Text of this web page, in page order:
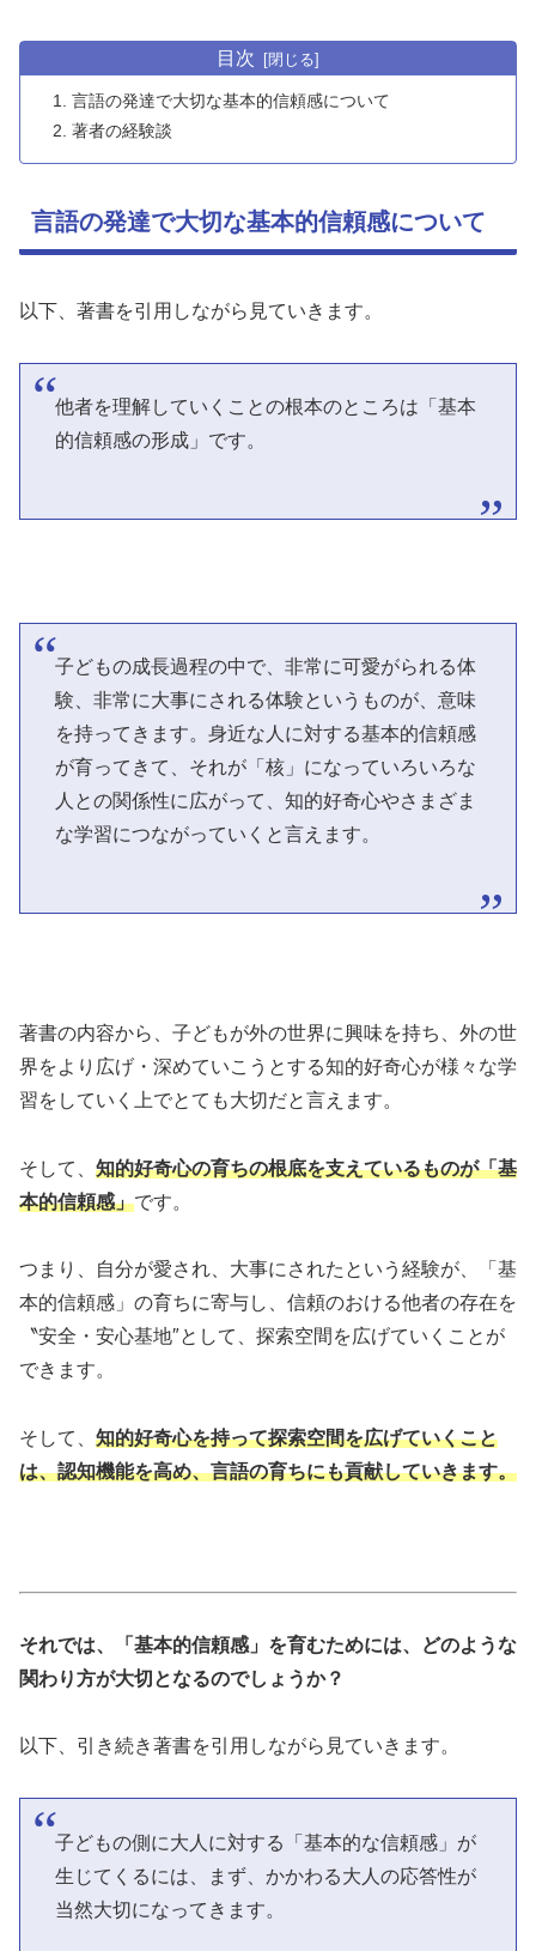
目次
言語の発達で大切な基本的信頼感について
著者の経験談
言語の発達で大切な基本的信頼感について
以下、著書を引用しながら見ていきます。
他者を理解していくことの根本のところは「基本
的信頼感の形成」です。
子どもの成長過程の中で、非常に可愛がられる体
験、非常に大事にされる体験というものが、意味
を持ってきます。身近な人に対する基本的信頼感
が育ってきて、それが「核」になっていろいろな
人との関係性に広がって、知的好奇心やさまざま
な学習につながっていくと言えます。
著書の内容から、子どもが外の世界に興味を持ち、外の世
界をより広げ・深めていこうとする知的好奇心が様々な学
習をしていく上でとても大切だと言えます。
そして、 知的好奇心の育ちの根底を支えているものが「基
本的信頼感」です。
つまり、自分が愛され、大事にされたという経験が、「基
本的信頼感」の育ちに寄与し、信頼のおける他者の存在を
〝安全・安心基地″として、探索空間を広げていくことが
できます。
そして、 知的好奇心を持って探索空間を広げていくこと
は、認知機能を高め、言語の育ちにも貢献していきます。
それでは、「基本的信頼感」を育むためには、どのような
関わり方が大切となるのでしょうか？
以下、引き続き著書を引用しながら見ていきます。
子どもの側に大人に対する「基本的な信頼感」が
生じてくるには、まず、かかわる大人の応答性が
当然大切になってきます。